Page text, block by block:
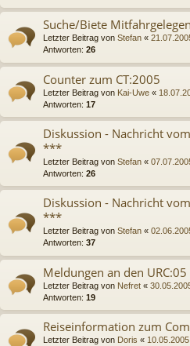
Suche/Biete
Letzter Beitrag von Stefan «
Antworten: 26
Counter zum CT:2005
Letzter Beitrag von Kai-Uwe «
Antworten: 17
Diskussion - Nachricht
***
Letzter Beitrag von Stefan «
Antworten: 26
Diskussion - Nachricht
***
Letzter Beitrag von Stefan «
Antworten: 37
Meldungen an den URC:05
Letzter Beitrag von Nefret «
Antworten: 19
Reiseinformation zum
Letzter Beitrag von Doris «